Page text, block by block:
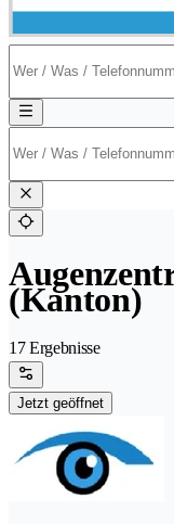
(Kanton)
17 Ergebnisse
Jetzt geöffnet